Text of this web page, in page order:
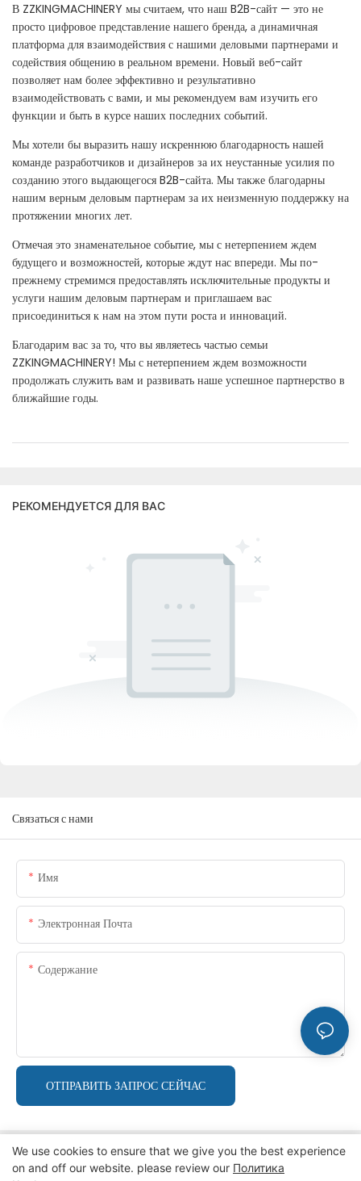
В ZZKINGMACHINERY мы считаем, что наш B2B-сайт — это не
просто цифровое представление нашего бренда, а динамичная
платформа для взаимодействия с нашими деловыми партнерами и
содействия общению в реальном времени. Новый веб-сайт
позволяет нам более эффективно и результативно
взаимодействовать с вами, и мы рекомендуем вам изучить его
функции и быть в курсе наших последних событий.
Мы хотели бы выразить нашу искреннюю благодарность нашей
команде разработчиков и дизайнеров за их неустанные усилия по
созданию этого выдающегося B2B-сайта. Мы также благодарны
нашим верным деловым партнерам за их неизменную поддержку на
протяжении многих лет.
Отмечая это знаменательное событие, мы с нетерпением ждем
будущего и возможностей, которые ждут нас впереди. Мы по-
прежнему стремимся предоставлять исключительные продукты и
услуги нашим деловым партнерам и приглашаем вас
присоединиться к нам на этом пути роста и инноваций.
Благодарим вас за то, что вы являетесь частью семьи
ZZKINGMACHINERY! Мы с нетерпением ждем возможности
продолжать служить вам и развивать наше успешное партнерство в
ближайшие годы.
РЕКОМЕНДУЕТСЯ ДЛЯ ВАС
Связаться с нами
Имя
Электронная Почта
Содержание
ОТПРАВИТЬ ЗАПРОС СЕЙЧАС
We use cookies to ensure that we give you the best experience
on and off our website. please review our Политика